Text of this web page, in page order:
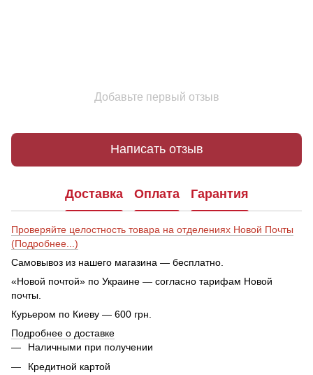
Добавьте первый отзыв
Написать отзыв
Доставка Оплата Гарантия
Проверяйте целостность товара на отделениях Новой Почты
(Подробнее...)
Самовывоз из нашего магазина — бесплатно.
«Новой почтой» по Украине — согласно тарифам Новой
почты.
Курьером по Киеву — 600 грн.
Подробнее о доставке
Наличными при получении
Кредитной картой